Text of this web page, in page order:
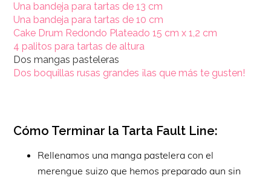
Una bandeja para tartas de 13 cm
Una bandeja para tartas de 10 cm
Cake Drum Redondo Plateado 15 cm x 1,2 cm
4 palitos para tartas de altura
Dos mangas pasteleras
Dos boquillas rusas grandes ¡las que más te gusten!
Cómo Terminar la Tarta Fault Line:
Rellenamos una manga pastelera con el
merengue suizo que hemos preparado aun sin